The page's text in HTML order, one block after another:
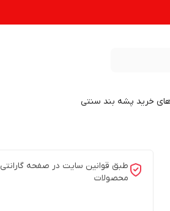
خرید پشه بند سنتی
طبق قوانین سایت در صفحه گارانتی
محصولات